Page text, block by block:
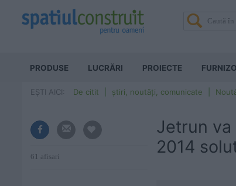
PRODUSE LUCRĂRI PROIECTE
EȘTI AICI: De citit știri, noutăți, comunicate
61 afisari
Jetrun va
2014